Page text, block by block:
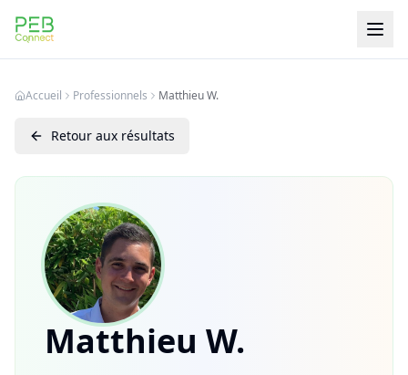
PEB Connect
Accueil Professionnels Matthieu W.
Retour aux résultats
Matthieu W.